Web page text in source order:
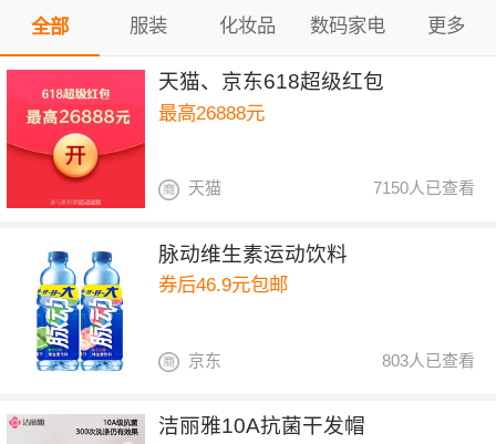
全部 服装 化妆品 数码家电 更多
天猫、京东618超级红包
最高26888元
7150人已查看
天猫
脉动维生素运动饮料
券后46.9元包邮
803人已查看
京东
洁丽雅10A抗菌干发帽